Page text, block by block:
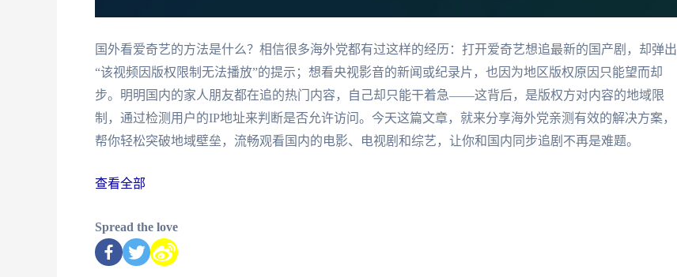
国外看爱奇艺的方法是什么？相信很多海外党都有过这样的经历：打开爱奇艺想追最新的国产剧，却弹出
“该视频因版权限制无法播放”的提示；想看央视影音的新闻或纪录片，也因为地区版权原因只能望而却
步。明明国内的家人朋友都在追的热门内容，自己却只能干着急——这背后，是版权方对内容的地域限
制，通过检测用户的IP地址来判断是否允许访问。今天这篇文章，就来分享海外党亲测有效的解决方案，
帮你轻松突破地域壁垒，流畅观看国内的电影、电视剧和综艺，让你和国内同步追剧不再是难题。
查看全部
Spread the love